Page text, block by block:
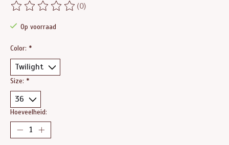
De beoordeling van dit product is
(0)
Op voorraad
Color: *
Size: *
Hoeveelheid: